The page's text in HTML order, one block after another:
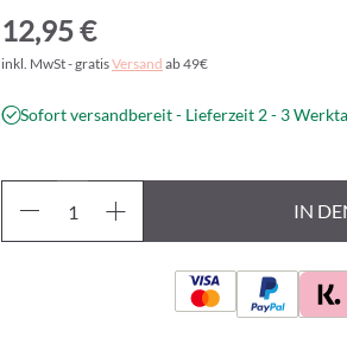
12,95 €
inkl. MwSt - gratisVersand ab 49€
Sofort versandbereit - Lieferzeit 2 - 3
IN